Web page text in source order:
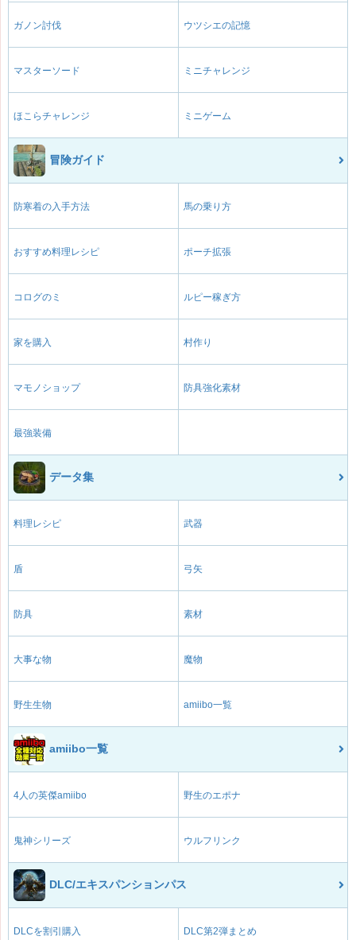
ガノン討伐 ウツシエの記憶
マスターソード ミニチャレンジ
ほこらチャレンジ ミニゲーム
冒険ガイド
防寒着の入手方法 馬の乗り方
おすすめ料理レシピ ポーチ拡張
コログのミ ルピー稼ぎ方
家を購入 村作り
マモノショップ 防具強化素材
最強装備
データ集
料理レシピ 武器
盾 弓矢
防具 素材
大事な物 魔物
野生生物 amiibo一覧
amiibo一覧
4人の英傑amiibo 野生のエポナ
鬼神シリーズ ウルフリンク
DLC/エキスパンションパス
DLCを割引購入 DLC第2弾まとめ